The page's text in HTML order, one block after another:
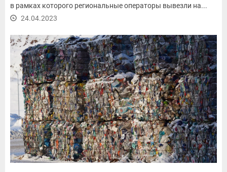
в рамках которого региональные операторы вывезли на...
24.04.2023